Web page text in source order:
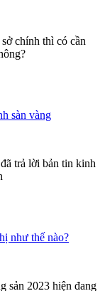
chính thì có cần
sàn vàng
trả lời bản tin kinh
như thế nào?
sản 2023 hiện đang